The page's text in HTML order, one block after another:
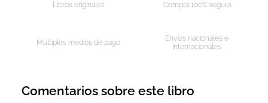
Libros originales Compra 100% segura
Múltiples medios de pago
Envíos nacionales e
internacionales
Comentarios sobre este libro